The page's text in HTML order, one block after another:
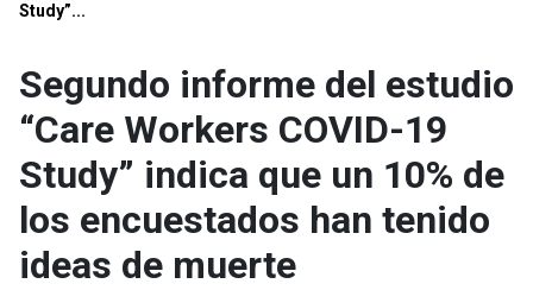
Study”...
Segundo informe del estudio
“Care Workers COVID-19
Study” indica que un 10% de
los encuestados han tenido
ideas de muerte